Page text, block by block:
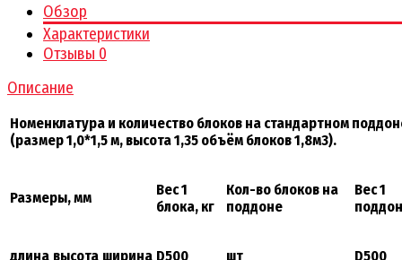
Обзор
Характеристики
Отзывы 0
Описание
Номенклатура и количество блоков на стандартном
(размер 1,0*1,5 м, высота 1,35 объём блоков 1,8м3).
Размеры, мм
Вес 1
блока, кг
Кол-во блоков на
поддоне
Вес 1
длина высота ширина D500 шт D500